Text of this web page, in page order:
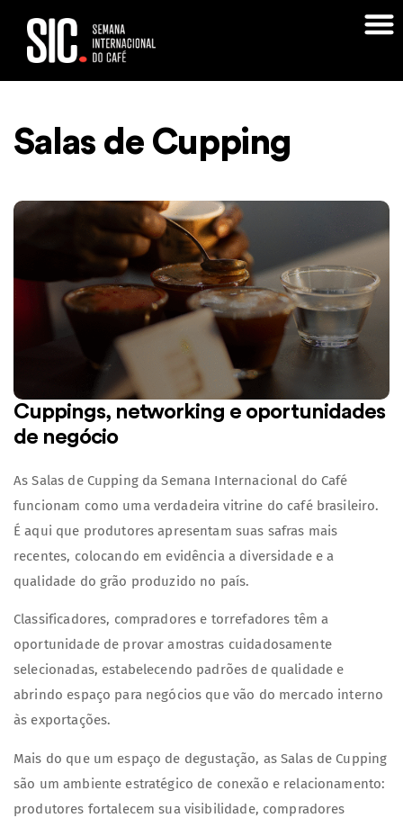
Início> Salas de Cupping
Salas de Cupping
Cuppings, networking e oportunidades
de negócio
As Salas de Cupping da Semana Internacional do Café
funcionam como uma verdadeira vitrine do café brasileiro.
É aqui que produtores apresentam suas safras mais
recentes, colocando em evidência a diversidade e a
qualidade do grão produzido no país.
Classificadores, compradores e torrefadores têm a
oportunidade de provar amostras cuidadosamente
selecionadas, estabelecendo padrões de qualidade e
abrindo espaço para negócios que vão do mercado interno
às exportações.
Mais do que um espaço de degustação, as Salas de Cupping
são um ambiente estratégico de conexão e relacionamento:
produtores fortalecem sua visibilidade, compradores